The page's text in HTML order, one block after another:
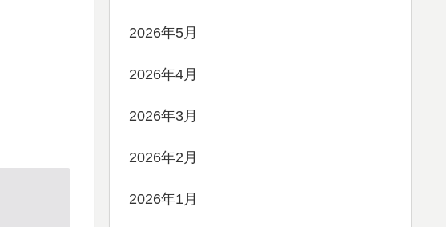
2026年5月
2026年4月
2026年3月
2026年2月
2026年1月